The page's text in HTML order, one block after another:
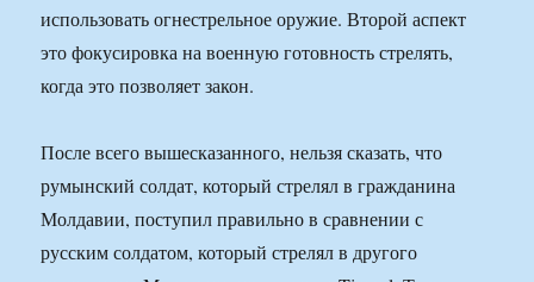
использовать огнестрельное оружие. Второй аспект
это фокусировка на военную готовность стрелять,
когда это позволяет закон.
После всего вышесказанного, нельзя сказать, что
румынский солдат, который стрелял в гражданина
Молдавии, поступил правильно в сравнении с
русским солдатом, который стрелял в другого